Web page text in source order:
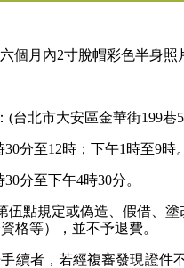
個月內2寸脫帽彩色半身
(台北市大安區金華街199巷
分至12時；下午1時至9時。
分至下午4時30分。
伍點規定或偽造、假借、
格等），並不予退費。
續者，若經複審發現證件